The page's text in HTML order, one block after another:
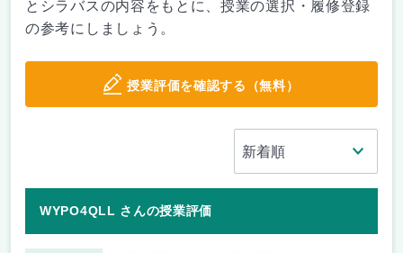
とシラバスの内容をもとに、授業の選択・履修登録
の参考にしましょう。
授業評価を確認する（無料）
WYPO4QLL さんの授業評価